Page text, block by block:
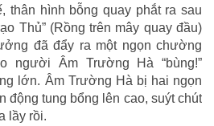
thân hình bỗng quay phắt ra sau
Thủ” (Rồng trên mây quay đầu)
đã đẩy ra một ngọn chường
người Âm Trường Hà “bùng!”
lớn. Âm Trường Hà bị hai ngọn
động tung bổng lên cao, suýt chút
lầy rồi.